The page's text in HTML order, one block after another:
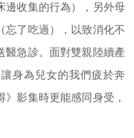
邊收集的行為），另外母
忘了吃過），以致消化不
醫急診。面對雙親陸續產
身為兒女的我們疲於奔
影集時更能感同身受，